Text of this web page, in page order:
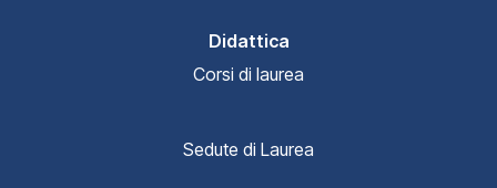
Didattica
Corsi di laurea
Sedute di Laurea